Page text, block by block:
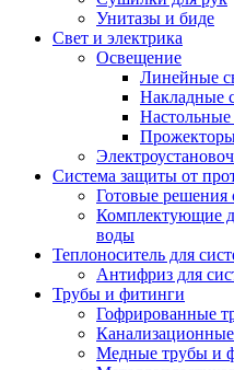
Унитазы и биде
Свет и электрика
Освещение
Линейные
Накладные
Система защиты от
Готовые решения
Комплектующие
воды
Теплоноситель для
Антифриз для
Трубы и фитинги
Гофрированные
Медные трубы и